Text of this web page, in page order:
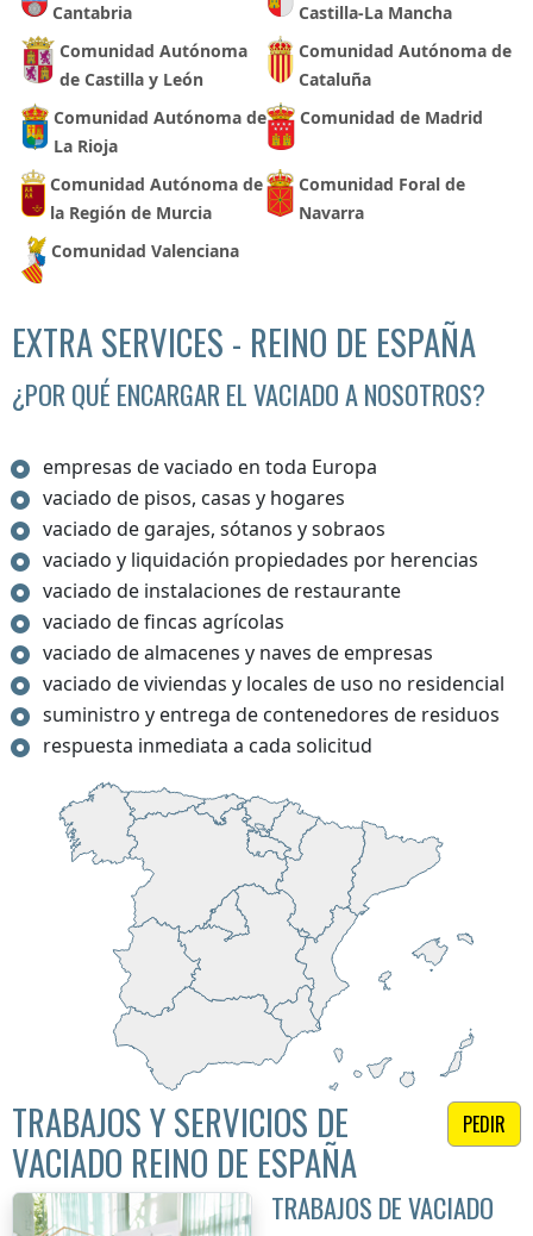
Cantabria
Castilla-La Mancha
Comunidad Autónoma
de Castilla y León
Comunidad Autónoma de
Cataluña
Comunidad Autónoma de
La Rioja
Comunidad de Madrid
Comunidad Autónoma de
la Región de Murcia
Comunidad Foral de
Navarra
Comunidad Valenciana
EXTRA SERVICES - REINO DE ESPAÑA
¿POR QUÉ ENCARGAR EL VACIADO A NOSOTROS?
empresas de vaciado en toda Europa
vaciado de pisos, casas y hogares
vaciado de garajes, sótanos y sobraos
vaciado y liquidación propiedades por herencias
vaciado de instalaciones de restaurante
vaciado de fincas agrícolas
vaciado de almacenes y naves de empresas
vaciado de viviendas y locales de uso no residencial
suministro y entrega de contenedores de residuos
respuesta inmediata a cada solicitud
PEDIR
TRABAJOS Y SERVICIOS DE
VACIADO REINO DE ESPAÑA
TRABAJOS DE VACIADO